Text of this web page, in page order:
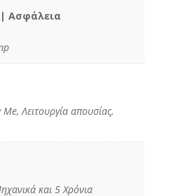
Ασφάλεια
Λειτουργία απουσίας,
και 5 Χρόνια